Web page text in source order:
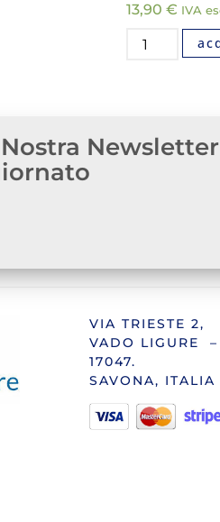
13,90 € IVA
VIA TRIESTE 2,
VADO LIGURE –
17047.
SAVONA, ITALIA